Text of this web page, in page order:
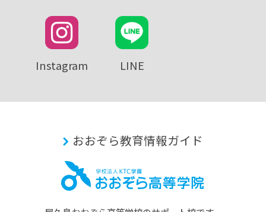
Instagram LINE
おおぞら教育情報ガイド